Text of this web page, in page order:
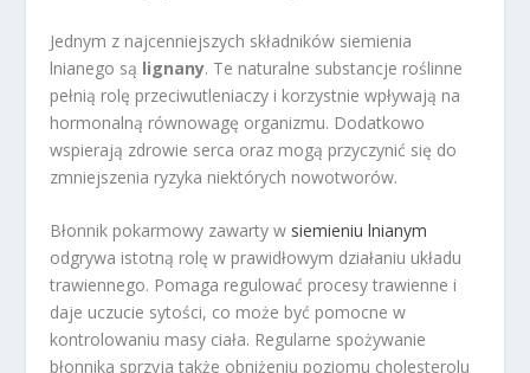
Jednym z najcenniejszych składników siemienia
lnianego są lignany. Te naturalne substancje roślinne
pełnią rolę przeciwutleniaczy i korzystnie wpływają na
hormonalną równowagę organizmu. Dodatkowo
wspierają zdrowie serca oraz mogą przyczynić się do
zmniejszenia ryzyka niektórych nowotworów.
Błonnik pokarmowy zawarty w siemieniu lnianym
odgrywa istotną rolę w prawidłowym działaniu układu
trawiennego. Pomaga regulować procesy trawienne i
daje uczucie sytości, co może być pomocne w
kontrolowaniu masy ciała. Regularne spożywanie
błonnika sprzyja także obniżeniu poziomu cholesterolu